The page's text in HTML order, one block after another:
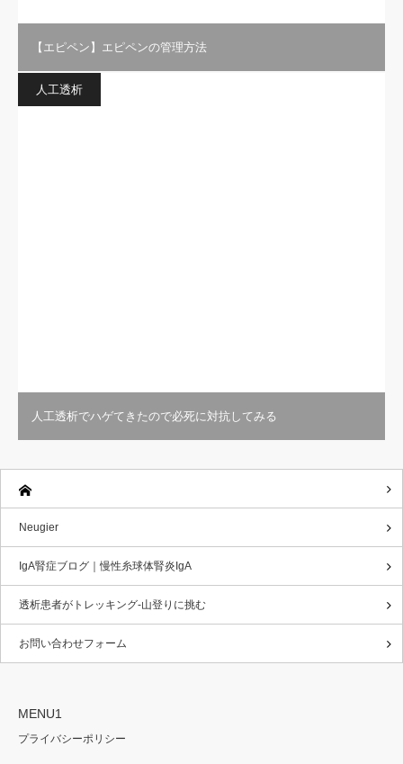
【エピペン】エピペンの管理方法
人工透析
人工透析でハゲてきたので必死に対抗してみる
Neugier
IgA腎症ブログ｜慢性糸球体腎炎IgA
透析患者がトレッキング-山登りに挑む
お問い合わせフォーム
MENU1
プライバシーポリシー